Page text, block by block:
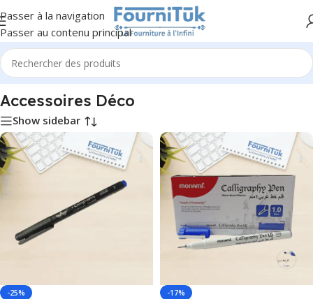
Passer à la navigation
Passer au contenu principal
Accueil/Beaux-Arts & Décoration/Accessoires Déco
Accessoires Déco
Show sidebar
-25% -17%